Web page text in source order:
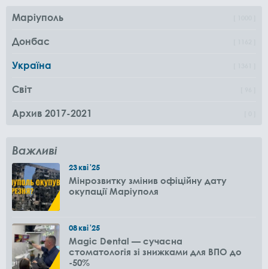
Маріуполь
Донбас
Україна
Світ
Архив 2017-2021
Важливі
23кві'25
Мінрозвитку змінив офіційну дату
окупації Маріуполя
08кві'25
Magic Dental — сучасна
стоматологія зі знижками для ВПО до
-50%